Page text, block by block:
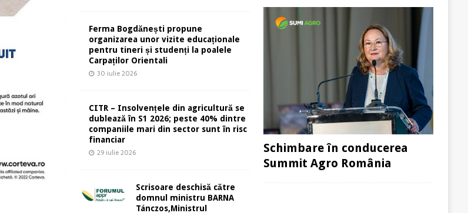
Ferma Bogdănești propune
organizarea unor vizite educaționale
pentru tineri și studenți la poalele
Carpaților Orientali
30 iulie 2026
CITR – Insolvențele din agricultură se
dublează în S1 2026; peste 40% dintre
companiile mari din sector sunt în risc
financiar
29 iulie 2026
Scrisoare deschisă către
domnul ministru BARNA
Tánczos,Ministrul
Schimbare în conducerea
Summit Agro România